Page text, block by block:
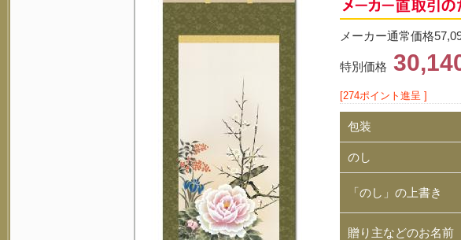
メーカー通常価格
特別価格
[274ポイント進呈 ]
包装
のし
「のし」の上書き
贈り主などのお名前